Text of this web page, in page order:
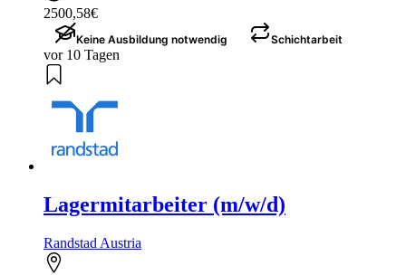
2500,58€
Keine Ausbildung notwendig Schichtarbeit
vor 10 Tagen
Lagermitarbeiter (m/w/d)
Randstad Austria